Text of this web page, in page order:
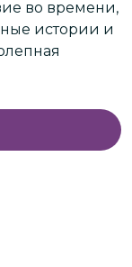
во времени,
истории и